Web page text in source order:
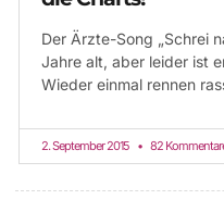
Der Ärzte-Song „Schrei
Jahre alt, aber leider ist
Wieder einmal rennen
2. September 2015 82